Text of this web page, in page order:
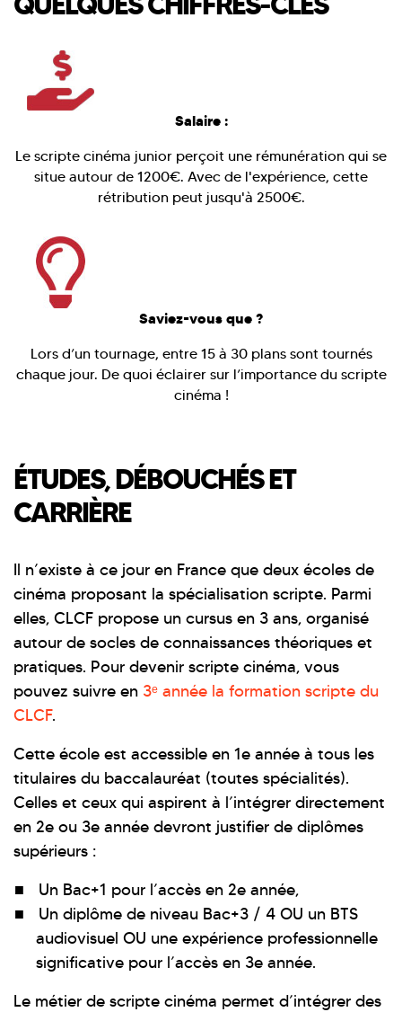
Salaire :
Le scripte cinéma junior perçoit une rémunération qui se
situe autour de 1200€. Avec de l'expérience, cette
rétribution peut jusqu'à 2500€.
Saviez-vous que ?
Lors d’un tournage, entre 15 à 30 plans sont tournés
chaque jour. De quoi éclairer sur l’importance du scripte
cinéma !
ÉTUDES, DÉBOUCHÉS ET
CARRIÈRE
Il n’existe à ce jour en France que deux écoles de
cinéma proposant la spécialisation scripte. Parmi
elles, CLCF propose un cursus en 3 ans, organisé
autour de socles de connaissances théoriques et
pratiques. Pour devenir scripte cinéma, vous
pouvez suivre en 3ᵉ année la formation scripte du
CLCF.
Cette école est accessible en 1e année à tous les
titulaires du baccalauréat (toutes spécialités).
Celles et ceux qui aspirent à l’intégrer directement
en 2e ou 3e année devront justifier de diplômes
supérieurs :
Un Bac+1 pour l’accès en 2e année,
Un diplôme de niveau Bac+3 / 4 OU un BTS
audiovisuel OU une expérience professionnelle
significative pour l’accès en 3e année.
Le métier de scripte cinéma permet d’intégrer des